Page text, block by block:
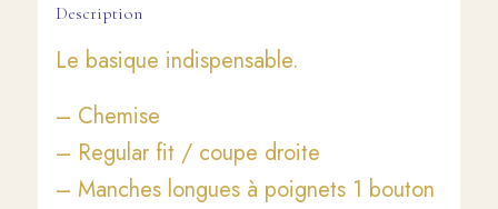
Description
Le basique indispensable.
– Chemise
– Regular fit / coupe droite
– Manches longues à poignets 1 bouton